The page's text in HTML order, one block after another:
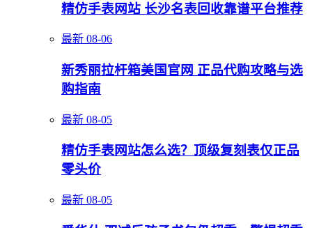
精仿手表网站 长沙名表回收靠谱平台推荐
最新 08-06
新秀丽拉杆箱美国官网 正品代购攻略与选
购指南
最新 08-05
精仿手表网站怎么选？顶级复刻表仅正品
零头价
最新 08-05